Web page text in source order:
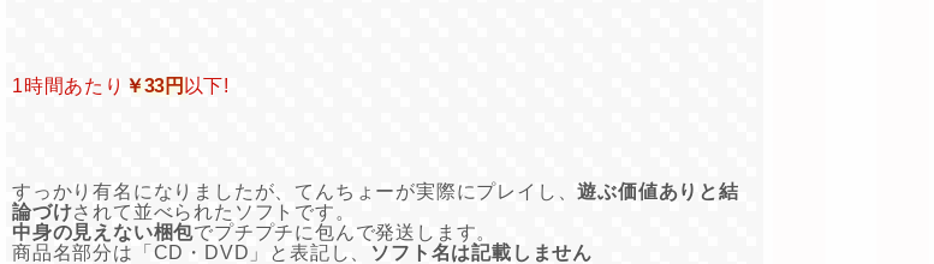
1時間あたり ￥33円 以下!
すっかり有名になりましたが、てんちょーが実際にプレイし、遊ぶ価値ありと結
論づけされて並べられたソフトです。
中身の見えない梱包でプチプチに包んで発送します。
商品名部分は「CD・DVD」と表記し、
ソフト名は記載しません